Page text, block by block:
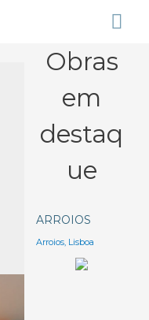
Obras
em
destaq
ue
ARROIOS
Arroios, Lisboa